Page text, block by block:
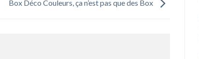
Box Déco Couleurs, ça n’est pas que des Box